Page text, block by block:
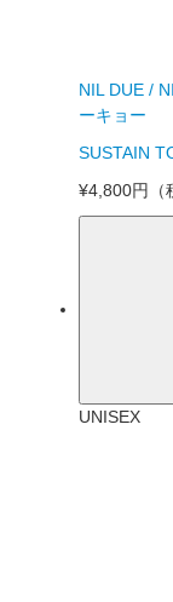
NIL DUE /
ーキョー
SUSTAIN
¥4,800円
UNISEX